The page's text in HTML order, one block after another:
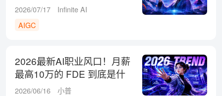
2026/07/17
Infinite AI
AIGC
2026最新AI职业风口！月薪
最高10万的 FDE 到底是什
么？
2026/06/16
小普